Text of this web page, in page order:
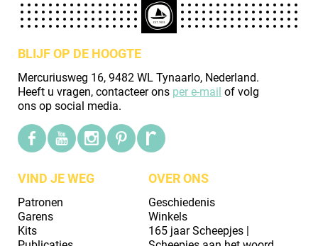
BLIJF OP DE HOOGTE
Mercuriusweg 16, 9482 WL Tynaarlo, Nederland.
Heeft u vragen, contacteer ons per e-mail of volg
ons op social media.
VIND JE WEG
Patronen
Garens
Kits
OVER ONS
Geschiedenis
Winkels
165 jaar Scheepjes |